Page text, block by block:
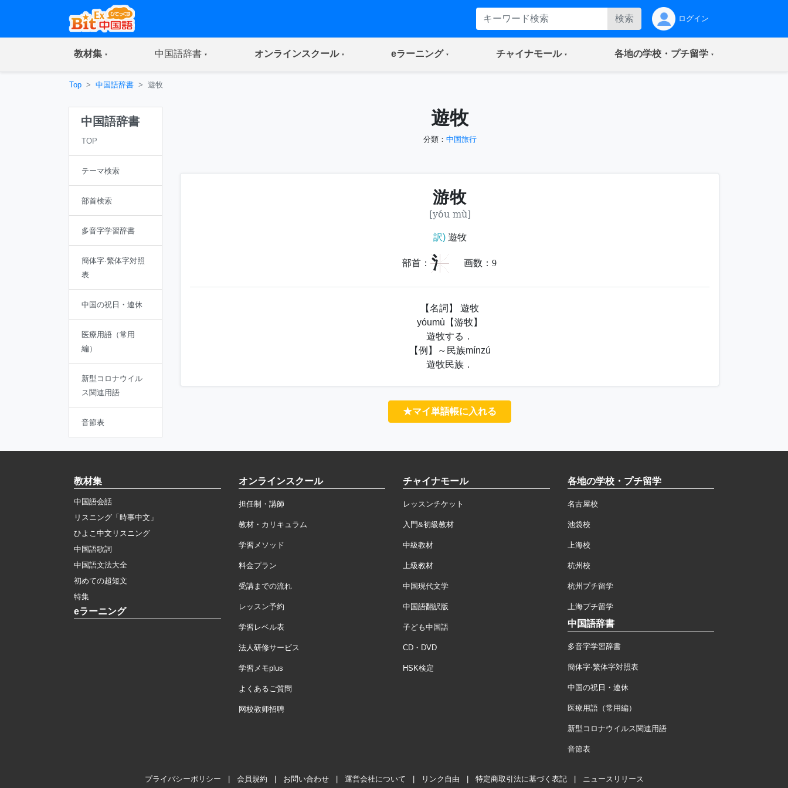
検索 ログイン
教材集(current) 中国語辞書(current) オンラインスクール(current) eラーニング(current) チャイナモール(current) 各地の学校・プチ留学(current)
Top 中国語辞書 遊牧
中国語辞書
TOP
テーマ検索
部首検索
多音字学習辞書
簡体字·繁体字対照
表
中国の祝日・連休
医療用語（常用
編）
新型コロナウイル
ス関連用語
音節表
遊牧
分類： 中国旅行
游牧
[yóu mù]
訳)遊牧
部首： 氵 画数： 9
【名詞】 遊牧
yóumù【游牧】
遊牧する．
【例】～民族mínzú
遊牧民族．
★マイ単語帳に入れる
教材集
中国語会話
リスニング「時事中文」
ひよこ中文リスニング
中国語歌詞
中国語文法大全
初めての超短文
特集
eラーニング
オンラインスクール
担任制・講師
教材・カリキュラム
学習メソッド
料金プラン
受講までの流れ
レッスン予約
学習レベル表
法人研修サービス
学習メモplus
よくあるご質問
网校教师招聘
チャイナモール
レッスンチケット
入門&初級教材
中級教材
上級教材
中国現代文学
中国語翻訳版
子ども中国語
CD・DVD
HSK検定
各地の学校・プチ留学
名古屋校
池袋校
上海校
杭州校
杭州プチ留学
上海プチ留学
中国語辞書
多音字学習辞書
簡体字·繁体字対照表
中国の祝日・連休
医療用語（常用編）
新型コロナウイルス関連用語
音節表
プライバシーポリシー 会員規約 お問い合わせ 運営会社について リンク自由 特定商取引法に基づく表記 ニュースリリース